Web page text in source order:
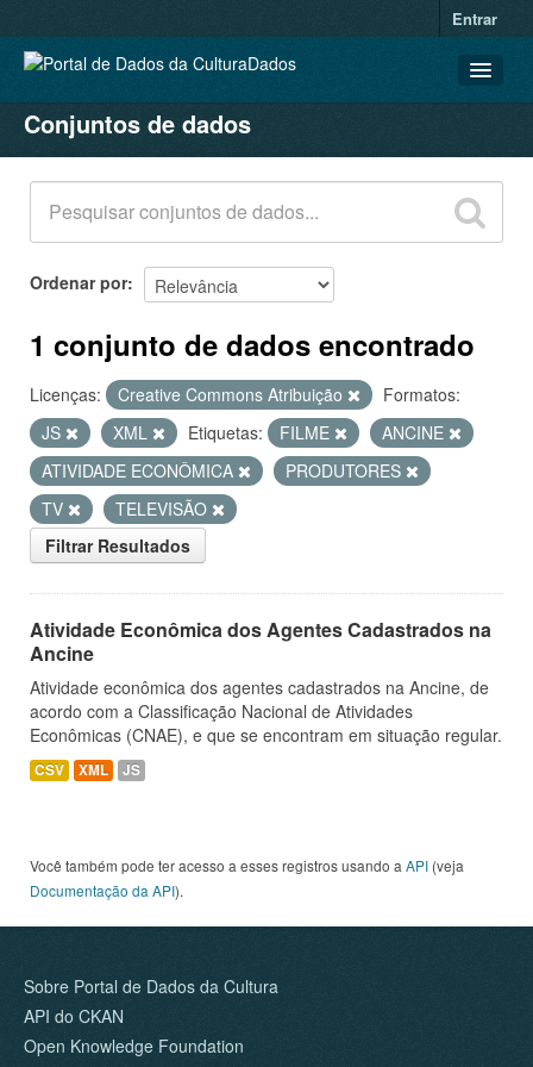
Entrar
CONJUNTOS DE DADOS
ORGANIZAÇÕES
GRUPOS
SOBRE
Conjuntos de dados
Ordenar por
1 conjunto de dados encontrado
Licenças: Creative Commons Atribuição
Formatos:
JS
XML Etiquetas: FILME
ANCINE
ATIVIDADE ECONÔMICA
PRODUTORES
TV
TELEVISÃO
Filtrar Resultados
Atividade Econômica dos Agentes Cadastrados na
Ancine
Atividade econômica dos agentes cadastrados na Ancine, de
acordo com a Classificação Nacional de Atividades
Econômicas (CNAE), e que se encontram em situação regular.
CSV XML JS
Você também pode ter acesso a esses registros usando a API (veja
Documentação da API).
Sobre Portal de Dados da Cultura
API do CKAN
Open Knowledge Foundation